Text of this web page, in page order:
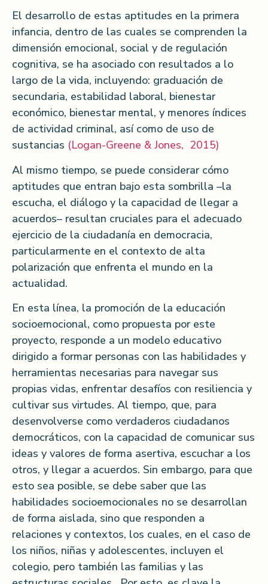
El desarrollo de estas aptitudes en la primera
infancia, dentro de las cuales se comprenden la
dimensión emocional, social y de regulación
cognitiva, se ha asociado con resultados a lo
largo de la vida, incluyendo: graduación de
secundaria, estabilidad laboral, bienestar
económico, bienestar mental, y menores índices
de actividad criminal, así como de uso de
sustancias (Logan-Greene & Jones, 2015)
Al mismo tiempo, se puede considerar cómo
aptitudes que entran bajo esta sombrilla –la
escucha, el diálogo y la capacidad de llegar a
acuerdos– resultan cruciales para el adecuado
ejercicio de la ciudadanía en democracia,
particularmente en el contexto de alta
polarización que enfrenta el mundo en la
actualidad.
En esta línea, la promoción de la educación
socioemocional, como propuesta por este
proyecto, responde a un modelo educativo
dirigido a formar personas con las habilidades y
herramientas necesarias para navegar sus
propias vidas, enfrentar desafíos con resiliencia y
cultivar sus virtudes. Al tiempo, que, para
desenvolverse como verdaderos ciudadanos
democráticos, con la capacidad de comunicar sus
ideas y valores de forma asertiva, escuchar a los
otros, y llegar a acuerdos. Sin embargo, para que
esto sea posible, se debe saber que las
habilidades socioemocionales no se desarrollan
de forma aislada, sino que responden a
relaciones y contextos, los cuales, en el caso de
los niños, niñas y adolescentes, incluyen el
colegio, pero también las familias y las